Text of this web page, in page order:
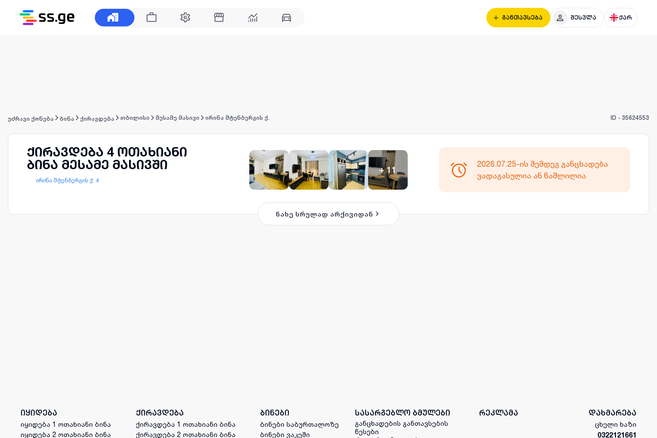
განთავსება შესვლა ქარ
უძრავი ქონება ბინა ქირავდება თბილისი მესამე მასივი ირინა შტენბერგის ქ. ID - 35624553
ქირავდება 4 ოთახიანი
ბინა მესამე მასივში
ირინა შტენბერგის ქ. 4
+11
2026.07.25-ის შემდეგ განცხადება
ვადაგასულია ან წაშლილია
ნახე სრულად არქივიდან
იყიდება
იყიდება 1 ოთახიანი ბინა
იყიდება 2 ოთახიანი ბინა
ქირავდება
ქირავდება 1 ოთახიანი ბინა
ქირავდება 2 ოთახიანი ბინა
ბინები
ბინები საბურთალოზე
ბინები ვაკეში
სასარგებლო ბმულები
განცხადების განთავსების
წესები
რეკლამა დახმარება
ცხელი ხაზი
0322121661